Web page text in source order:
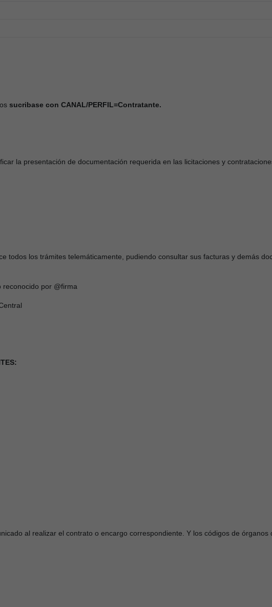
sucribase con CANAL/PERFIL=Contratante.
la presentación de documentación requerida en las licitaciones y
todos los trámites telemáticamente, pudiendo consultar sus facturas y demás
reconocido por @firma
al realizar el contrato o encargo correspondiente. Y los códigos de órganos